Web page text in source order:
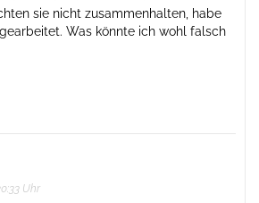
sie nicht zusammenhalten, habe
Was könnte ich wohl falsch
Uhr